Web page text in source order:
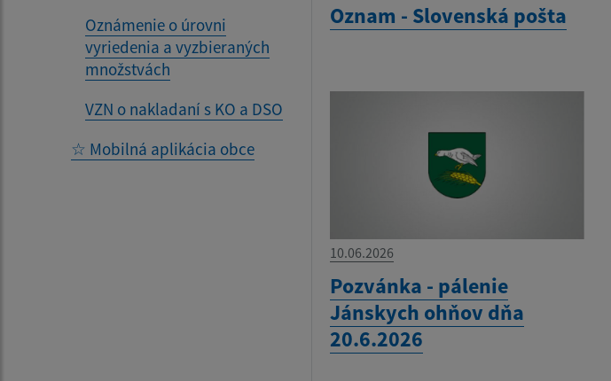
Oznámenie o úrovni
vyriedenia a vyzbieraných
množstvách
VZN o nakladaní s KO a DSO
☆ Mobilná aplikácia obce
Oznam - Slovenská pošta
10.06.2026
Pozvánka - pálenie
Jánskych ohňov dňa
20.6.2026